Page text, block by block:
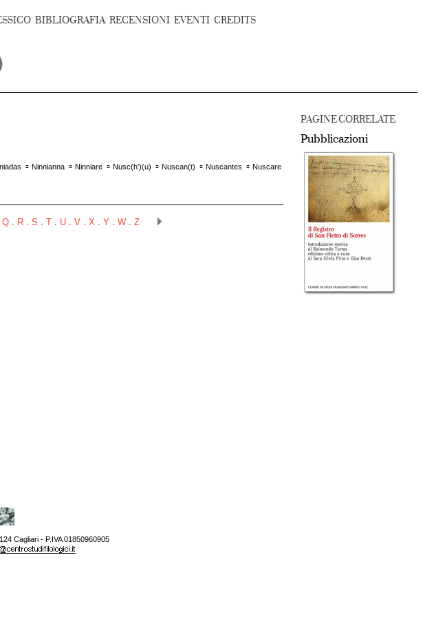
BIBLIOGRAFIA RECENSIONI EVENTI CREDITS
PAGINE CORRELATE
Pubblicazioni
▫ Ninnianna ▫ Ninniare ▫ Nusc(h’)(u) ▫ Nuscan(t) ▫ Nuscantes ▫ Nuscare
Q. R. S . . U. V . X. Y . W. Z
Cagliari - P.IVA 01850960905